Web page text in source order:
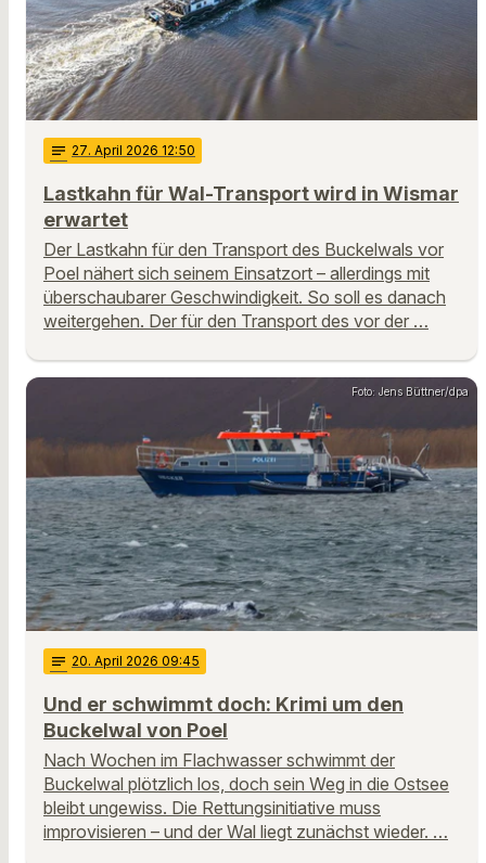
notes 27. April 2026 12:50
Lastkahn für Wal-Transport wird in Wismar
erwartet
Der Lastkahn für den Transport des Buckelwals vor
Poel nähert sich seinem Einsatzort – allerdings mit
überschaubarer Geschwindigkeit. So soll es danach
weitergehen. Der für den Transport des vor der …
Foto: Jens Büttner/dpa
notes 20. April 2026 09:45
Und er schwimmt doch: Krimi um den
Buckelwal von Poel
Nach Wochen im Flachwasser schwimmt der
Buckelwal plötzlich los, doch sein Weg in die Ostsee
bleibt ungewiss. Die Rettungsinitiative muss
improvisieren – und der Wal liegt zunächst wieder. …